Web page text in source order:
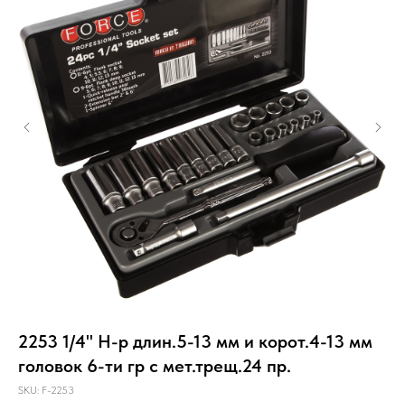
2253 1/4" Н-р длин.5-13 мм и корот.4-13 мм
головок 6-ти гр с мет.трещ.24 пр.
SKU: F-2253